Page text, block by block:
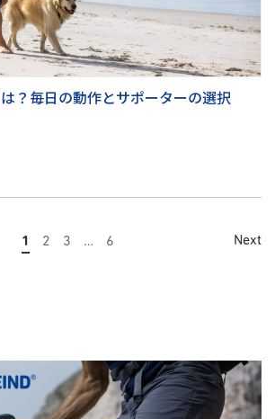
？毎日の動作とサポーターの選択
1 2 3 … 6 Next